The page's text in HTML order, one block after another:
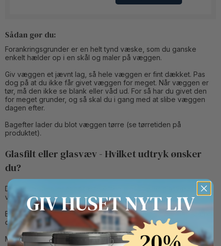
Sådan gør du:
Forankringsgrunder er en helt tynd væske, som du ganske
enkelt hælder op i en skål og maler på væggen.
Giv væggen et jævnt lag, så hele væggen er fint dækket. Pas
dog på at du ikke får givet væggen for meget. Når væggen er
tør, må den ikke se blank eller våd ud. For så har du givet den
for meget grunder, og så skal du i gang med at slibe væggen
dagen efter.
Bagefter lader du blot væggen tørre (se tørretiden på
produktet).
Glasfilt eller glasvæv - Hvilket udtryk ønsker
du?
Det næste step er at opsætte enten glasfilt eller glasvæv på
væggene.
Begge typer er med til at beskytte væggen og gøre den stærk
og robust.
Men hvad er så forskellen på de to?
Button Text